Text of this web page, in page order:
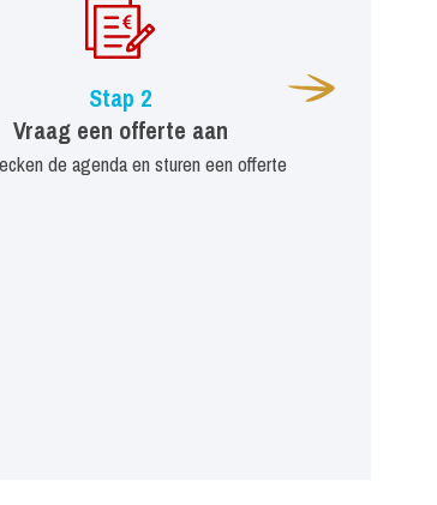
Stap 2
Vraag een offerte aan
de agenda en sturen een offerte